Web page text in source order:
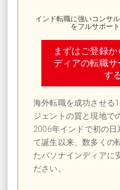
インド転職に強いコンサ
をフルサポー
まずはご登録
ディアの転職
す
海外転職を成功させる
ジェントの質と現地で
2006年インドで初の日
て誕生以来、数多くの
たパソナインディアに
ださい。